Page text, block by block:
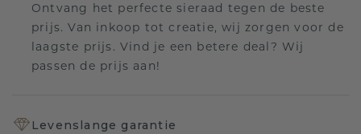
Ontvang het perfecte sieraad tegen de beste
prijs. Van inkoop tot creatie, wij zorgen voor de
laagste prijs. Vind je een betere deal? Wij
passen de prijs aan!
Levenslange garantie